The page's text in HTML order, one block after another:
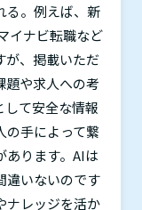
る。例えば、新
イナビ転職など
が、掲載いただ
題や求人への考
して安全な情報
の手によって繋
ります。 AIは
違いないのです
ナレッジを活か